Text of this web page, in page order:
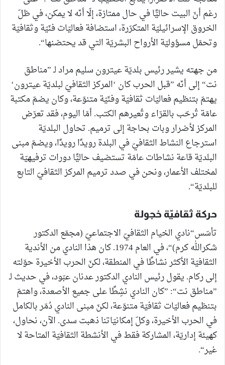
رغم أنّ البيت حاليًّا في حال ممتازة، إلّا أنّه لا يمكن، في ظلّ
الخروق الإسرائيليّة المتكرّرة، استضافة فعاليّات فنّيّة وثقافيّة
وتحمّل مسؤوليّة الأرواح البشريّة التي قد يحتضنها“.
من جهته يشير رئيس بلديّة عيترون سليم مراد لـ ”مناطق
نت“ إلى أنّه ”قبل الحرب كان ‘المركز الثقافيّ لبلديّة عيترون‘
يهتمّ بتنظيم فعاليّات ثقافيّة وفنّيّة متنوّعة، وكان يضمّ مكتبة
عامّة تُرحّب بالقرّاء وتُعيرهم الكتب. أمّا اليوم، فقد تعرّض
المركز لأضرار وبات بحاجة إلى ترميم. تحاول البلديّة
استرجاع النشاط الثقافيّ في البلدة رويدًا رويدًا، ويضمّ مبنى
البلديّة قاعة نشاطات عامّة تستضيف حاليًّا دورات ترفيهيّة
لمختلف الأعمار، ونحن في صدد ترميم المركز الثقافيّ التابع
للبلديّة“.
حركة ثقافيّة خجولة
تأسّس“نادي الخيام الثقافيّ الاجتماعيّ (مجمّع الدكتور
شكرالله كرم)“، في العام 1974. كان هذا النادي من الأندية
الثقافيّة الأكثر نشاطًا في المنطقة، لكنّ الحرب الأخيرة حوّلته
إلى ركام. يقول رئيس النادي الدكتور عدنان عبّود، في حديث لـ
”مناطق نت“: ”كان النادي نشِطًا على جميع الأصعدة، واهتمّ
بتنظيم فعاليّات ثقافيّة متنوّعة، لكنّ مبنى النادي دُمّر بالكامل
في الحرب الأخيرة، وكلّ إمكانيّاتنا ذهبت سدى. الآن، نحاول،
كهيئة إداريّة، المشاركة فقط في الأنشطة الثقافيّة المتاحة لا
غير“.